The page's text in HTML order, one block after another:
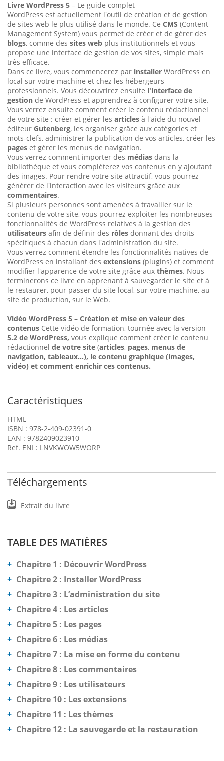
Livre WordPress 5 – Le guide complet
WordPress est actuellement l'outil de création et de gestion
de sites web le plus utilisé dans le monde. Ce CMS (Content
Management System) vous permet de créer et de gérer des
blogs, comme des sites web plus institutionnels et vous
propose une interface de gestion de vos sites, simple mais
très efficace.
Dans ce livre, vous commencerez par installer WordPress en
local sur votre machine et chez les hébergeurs
professionnels. Vous découvrirez ensuite l'interface de
gestion de WordPress et apprendrez à configurer votre site.
Vous verrez ensuite comment créer le contenu rédactionnel
de votre site : créer et gérer les articles à l'aide du nouvel
éditeur Gutenberg, les organiser grâce aux catégories et
mots-clefs, administrer la publication de vos articles, créer les
pages et gérer les menus de navigation.
Vous verrez comment importer des médias dans la
bibliothèque et vous compléterez vos contenus en y ajoutant
des images. Pour rendre votre site attractif, vous pourrez
générer de l'interaction avec les visiteurs grâce aux
commentaires.
Si plusieurs personnes sont amenées à travailler sur le
contenu de votre site, vous pourrez exploiter les nombreuses
fonctionnalités de WordPress relatives à la gestion des
utilisateurs afin de définir des rôles donnant des droits
spécifiques à chacun dans l'administration du site.
Vous verrez comment étendre les fonctionnalités natives de
WordPress en installant des extensions (plugins) et comment
modifier l'apparence de votre site grâce aux thèmes. Nous
terminerons ce livre en apprenant à sauvegarder le site et à
le restaurer, pour passer du site local, sur votre machine, au
site de production, sur le Web.
Vidéo WordPress 5 – Création et mise en valeur des
contenus Cette vidéo de formation, tournée avec la version
5.2 de WordPress, vous explique comment créer le contenu
rédactionnel de votre site (articles, pages, menus de
navigation, tableaux...), le contenu graphique (images,
vidéo) et comment enrichir ces contenus.
Caractéristiques
HTML
ISBN : 978-2-409-02391-0
EAN : 9782409023910
Ref. ENI : LNVKWOW5WORP
Téléchargements
Extrait du livre
TABLE DES MATIÈRES
Chapitre 1 : Découvrir WordPress
Chapitre 2 : Installer WordPress
Chapitre 3 : L’administration du site
Chapitre 4 : Les articles
Chapitre 5 : Les pages
Chapitre 6 : Les médias
Chapitre 7 : La mise en forme du contenu
Chapitre 8 : Les commentaires
Chapitre 9 : Les utilisateurs
Chapitre 10 : Les extensions
Chapitre 11 : Les thèmes
Chapitre 12 : La sauvegarde et la restauration